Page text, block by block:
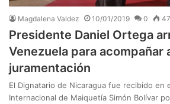
Magdalena Valdez 10/01/2019 0
Presidente Daniel Ortega
Venezuela para acompañar
juramentación
El Dignatario de Nicaragua fue recibido en
Internacional de Maiquetía Simón Bolívar